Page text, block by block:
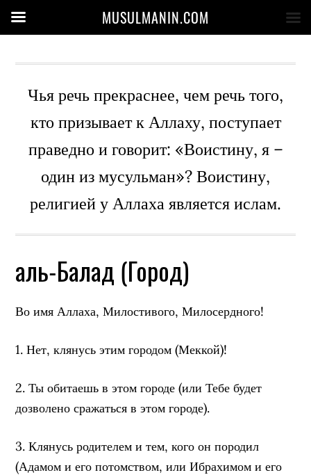
Чья речь прекраснее, чем речь того,
кто призывает к Аллаху, поступает
праведно и говорит: «Воистину, я –
один из мусульман»? Воистину,
религией у Аллаха является ислам.
аль-Балад (Город)
Во имя Аллаха, Милостивого, Милосердного!
1. Нет, клянусь этим городом (Меккой)!
2. Ты обитаешь в этом городе (или Тебе будет
дозволено сражаться в этом городе).
3. Клянусь родителем и тем, кого он породил
(Адамом и его потомством, или Ибрахимом и его
MUSULMANIN.COM